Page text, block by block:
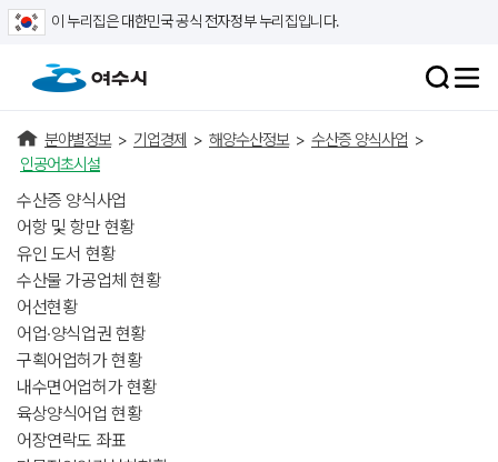
이 누리집은 대한민국 공식 전자정부 누리집입니다.
분야별정보 > 기업경제 > 해양수산정보 > 수산증 양식사업 >
인공어초시설
수산증 양식사업
어항 및 항만 현황
유인 도서 현황
수산물 가공업체 현황
어선현황
어업·양식업권 현황
구획어업허가 현황
내수면어업허가 현황
육상양식어업 현황
어장연락도 좌표